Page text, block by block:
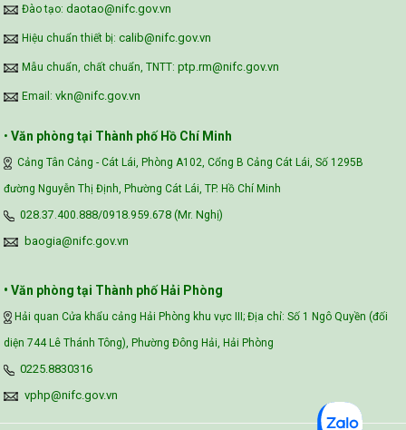
Đào tạo: daotao@nifc.gov.vn
Hiệu chuẩn thiết bị: calib@nifc.gov.vn
Mẫu chuẩn, chất chuẩn, TNTT: ptp.rm@nifc.gov.vn
Email: vkn@nifc.gov.vn
• Văn phòng tại Thành phố Hồ Chí Minh
Cảng Tân Cảng - Cát Lái, Phòng A102, Cổng B Cảng Cát Lái, Số 1295B
đường Nguyễn Thị Định, Phường Cát Lái, TP. Hồ Chí Minh
028.37.400.888/0918.959.678 (Mr. Nghị)
baogia@nifc.gov.vn
• Văn phòng tại Thành phố Hải Phòng
Hải quan Cửa khẩu cảng Hải Phòng khu vực III; Địa chỉ: Số 1 Ngô Quyền (đối
diện 744 Lê Thánh Tông), Phường Đông Hải, Hải Phòng
0225.8830316
vphp@nifc.gov.vn